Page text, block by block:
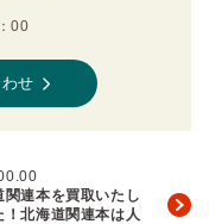
00
せ
関連本を買取いたし
！北海道関連本は人